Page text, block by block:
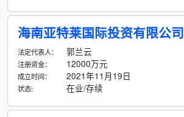
海南亚特莱国际投资有限公司
法定代表人： 郭兰云
注册资金： 12000万元
成立时间： 2021年11月19日
状态: 在业/存续